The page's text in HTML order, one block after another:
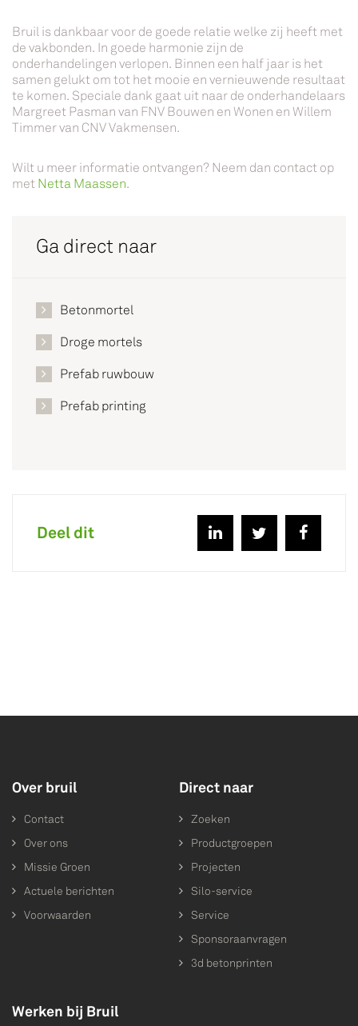
Bruil is dankbaar voor de goede relatie welke zij heeft met
de vakbonden. In goede harmonie zijn de
onderhandelingen verlopen. Binnen een half jaar is het
samen gelukt om tot het mooie en vernieuwende resultaat
te komen. Speciale dank gaat uit naar de onderhandelaars
Margreet Pasman van FNV Bouwen en Wonen en Willem
Timmer van CNV Vakmensen.
Wilt u meer informatie ontvangen? Neem dan contact op
met Netta Maassen.
Ga direct naar
Betonmortel
Droge mortels
Prefab ruwbouw
Prefab printing
Deel dit
Over bruil
Contact
Over ons
Missie Groen
Actuele berichten
Voorwaarden
Direct naar
Zoeken
Productgroepen
Projecten
Silo-service
Service
Sponsoraanvragen
3d betonprinten
Werken bij Bruil